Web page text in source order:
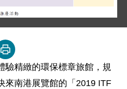
容連結
列印本頁
驗精緻的環保標章旅館，規
來南港展覽館的「2019 ITF